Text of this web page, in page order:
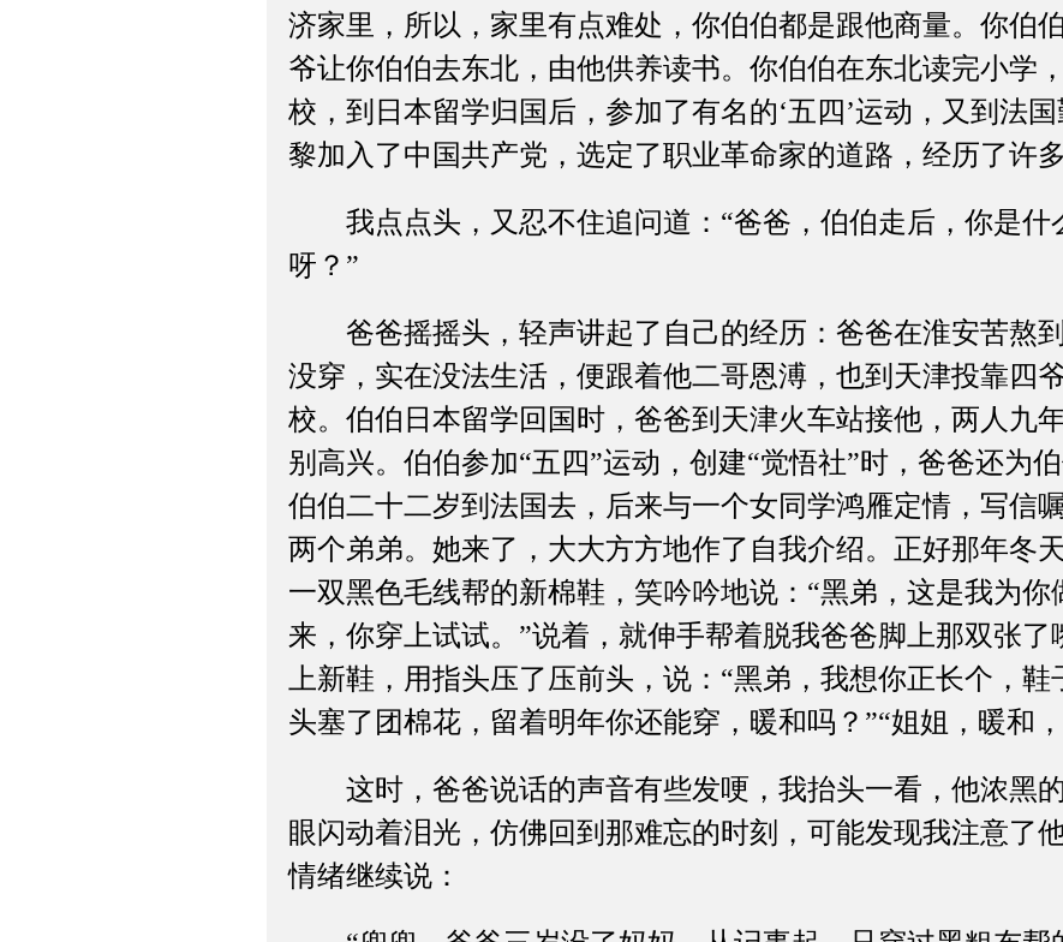
济家里，所以，家里有点难处，你伯伯都是跟他商量。你伯
爷让你伯伯去东北，由他供养读书。你伯伯在东北读完小学
校，到日本留学归国后，参加了有名的‘五四’运动，又到法
黎加入了中国共产党，选定了职业革命家的道路，经历了许
我点点头，又忍不住追问道：“爸爸，伯伯走后，你是什
呀？”
爸爸摇摇头，轻声讲起了自己的经历：爸爸在淮安苦熬
没穿，实在没法生活，便跟着他二哥恩溥，也到天津投靠四
校。伯伯日本留学回国时，爸爸到天津火车站接他，两人九
别高兴。伯伯参加“五四”运动，创建“觉悟社”时，爸爸还为
伯伯二十二岁到法国去，后来与一个女同学鸿雁定情，写信
两个弟弟。她来了，大大方方地作了自我介绍。正好那年冬
一双黑色毛线帮的新棉鞋，笑吟吟地说：“黑弟，这是我为你
来，你穿上试试。”说着，就伸手帮着脱我爸爸脚上那双张了
上新鞋，用指头压了压前头，说：“黑弟，我想你正长个，
头塞了团棉花，留着明年你还能穿，暖和吗？”“姐姐，暖
这时，爸爸说话的声音有些发哽，我抬头一看，他浓黑
眼闪动着泪光，仿佛回到那难忘的时刻，可能发现我注意了
情绪继续说：